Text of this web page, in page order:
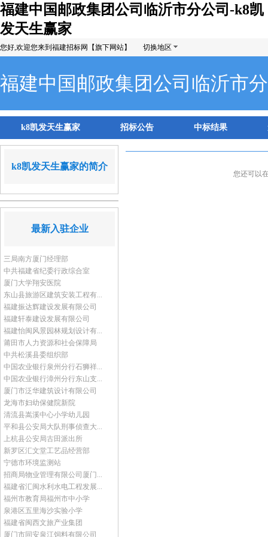
福建中国邮政集团公司临沂市分公司-k8凯
发天生赢家
您好,欢迎您来到福建招标网【旗下网站】 切换地区
福建中国邮政集团公司临沂市
k8凯发天生赢家 招标公告 中标结果
k8凯发天生赢家的简介
最新入驻企业
三局南方厦门经理部
中共福建省纪委行政综合室
厦门大学翔安医院
东山县旅游区建筑安装工程有...
福建振达辉建设发展有限公司
福建轩泰建设发展有限公司
福建怡闽风景园林规划设计有...
莆田市人力资源和社会保障局
中共松溪县委组织部
中国农业银行泉州分行石狮祥...
中国农业银行漳州分行东山支...
厦门市泛华建筑设计有限公司
龙海市妇幼保健院新院
清流县嵩溪中心小学幼儿园
平和县公安局大队刑事侦查大...
上杭县公安局古田派出所
新罗区汇文堂工艺品经营部
宁德市环境监测站
招商局物业管理有限公司厦门...
福建省汇闽水利水电工程发展...
福州市教育局福州市中小学
泉港区五里海沙实验小学
福建省闽西文旅产业集团
厦门市同安泉江饲料有限公司
您还可以